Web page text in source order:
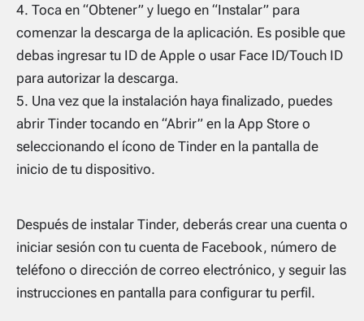
Toca en “Obtener” y luego en “Instalar” para
comenzar la descarga de la aplicación. Es posible que
debas ingresar tu ID de Apple o usar Face ID/Touch ID
para autorizar la descarga.
Una vez que la instalación haya finalizado, puedes
abrir Tinder tocando en “Abrir” en la App Store o
seleccionando el ícono de Tinder en la pantalla de
inicio de tu dispositivo.
Después de instalar Tinder, deberás crear una cuenta o
iniciar sesión con tu cuenta de Facebook, número de
teléfono o dirección de correo electrónico, y seguir las
instrucciones en pantalla para configurar tu perfil.